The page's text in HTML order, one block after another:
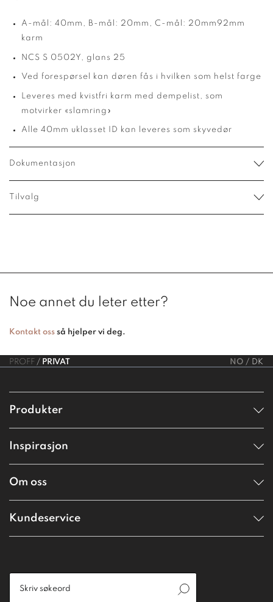
A-mål: 40mm, B-mål: 20mm, C-mål: 20mm92mm
karm
NCS S 0502Y, glans 25
Ved forespørsel kan døren fås i hvilken som helst farge
Leveres med kvistfri karm med dempelist, som
motvirker «slamring»
Alle 40mm uklasset ID kan leveres som skyvedør
Dokumentasjon
Tilvalg
Noe annet du leter etter?
Kontakt oss så hjelper vi deg.
PROFF PRIVAT NO DK
Produkter
Inspirasjon
Om oss
Kundeservice